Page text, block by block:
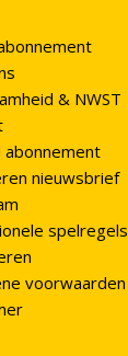
& NWST
abonnement
nieuwsbrief
spelregels
voorwaarden